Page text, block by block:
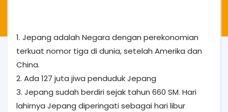
1. Jepang adalah Negara dengan perekonomian
terkuat nomor tiga di dunia, setelah Amerika dan
China.
2. Ada 127 juta jiwa penduduk Jepang
3. Jepang sudah berdiri sejak tahun 660 SM. Hari
lahirnya Jepang diperingati sebagai hari libur